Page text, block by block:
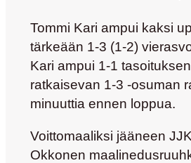
Tommi Kari ampui kaksi
tärkeään 1-3 (1-2)
Kari ampui 1-1
ratkaisevan 1-3 -osuman
minuuttia ennen loppua.
Voittomaaliksi jääneen
Okkonen